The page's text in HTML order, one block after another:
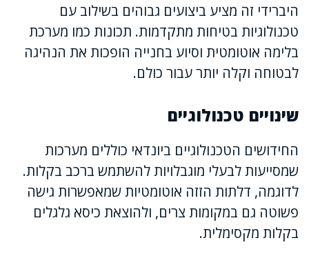
היברידי זה מציע ביצועים גבוהים בשילוב עם
טכנולוגיות בטיחות מתקדמות. תכונות כמו מערכת
בלימה אוטומטית וסיוע בחנייה הופכות את הנהיגה
לבטוחה וקלה יותר עבור כולם.
שינויים טכנולוגיים
החידושים הטכנולוגיים ביונדאי כוללים מערכות
שמסייעות לבעלי מוגבלויות להשתמש ברכב בקלות.
לדוגמה, דלתות הזזה אוטומטיות שמאפשרות גישה
פשוטה גם במקומות צרים, ולהוצאת כיסא גלגלים
בקלות מקסימלית.